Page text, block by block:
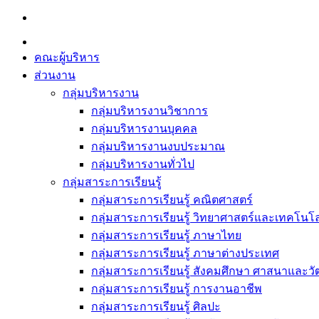
Skip
content
คณะผู้บริหาร
ส่วนงาน
กลุ่มบริหารงาน
กลุ่มบริหารงานวิชาการ
กลุ่มบริหารงานบุคคล
กลุ่มบริหารงานงบประมาณ
กลุ่มบริหารงานทั่วไป
กลุ่มสาระการเรียนรู้
กลุ่มสาระการเรียนรู้ คณิตศาสตร์
กลุ่มสาระการเรียนรู้ วิทยาศาสตร์และเทคโนโ
กลุ่มสาระการเรียนรู้ ภาษาไทย
กลุ่มสาระการเรียนรู้ ภาษาต่างประเทศ
กลุ่มสาระการเรียนรู้ สังคมศึกษา ศาสนาและ
กลุ่มสาระการเรียนรู้ การงานอาชีพ
กลุ่มสาระการเรียนรู้ ศิลปะ